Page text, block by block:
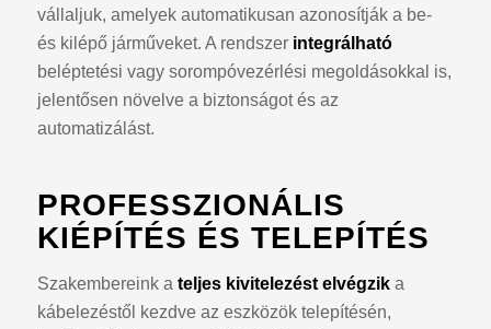
vállaljuk, amelyek automatikusan azonosítják a be-
és kilépő járműveket. A rendszer integrálható
beléptetési vagy sorompóvezérlési megoldásokkal is,
jelentősen növelve a biztonságot és az
automatizálást.
PROFESSZIONÁLIS
KIÉPÍTÉS ÉS TELEPÍTÉS
Szakembereink a teljes kivitelezést elvégzika
kábelezéstől kezdve az eszközök telepítésén,